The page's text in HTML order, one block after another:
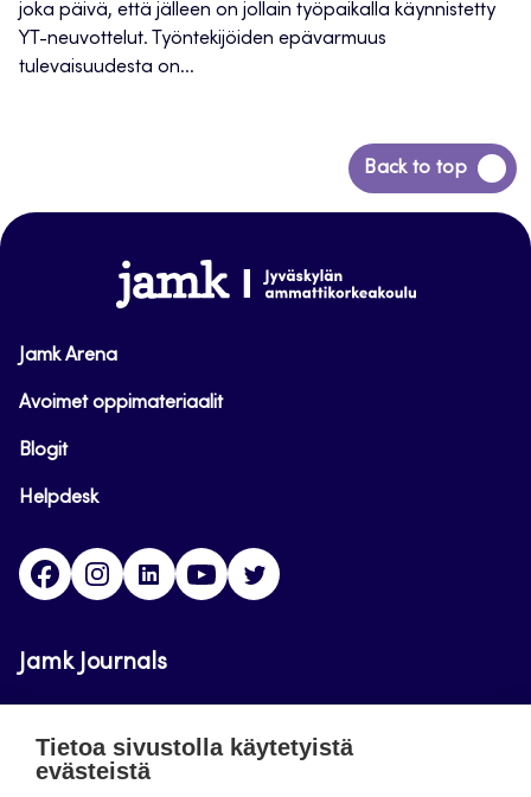
joka päivä, että jälleen on jollain työpaikalla käynnistetty
YT-neuvottelut. Työntekijöiden epävarmuus
tulevaisuudesta on...
Back to top
Siirry
takaisin
www.jamk.fi
Jamk Arena
Avoimet oppimateriaalit
Blogit
Helpdesk
FacebookInstagram
LinkedInYoutube
Jamk Journals
luettavissa. Verkkolehtien tarkoituksena on tukea
Tietoa sivustolla käytetyistä
evästeistä